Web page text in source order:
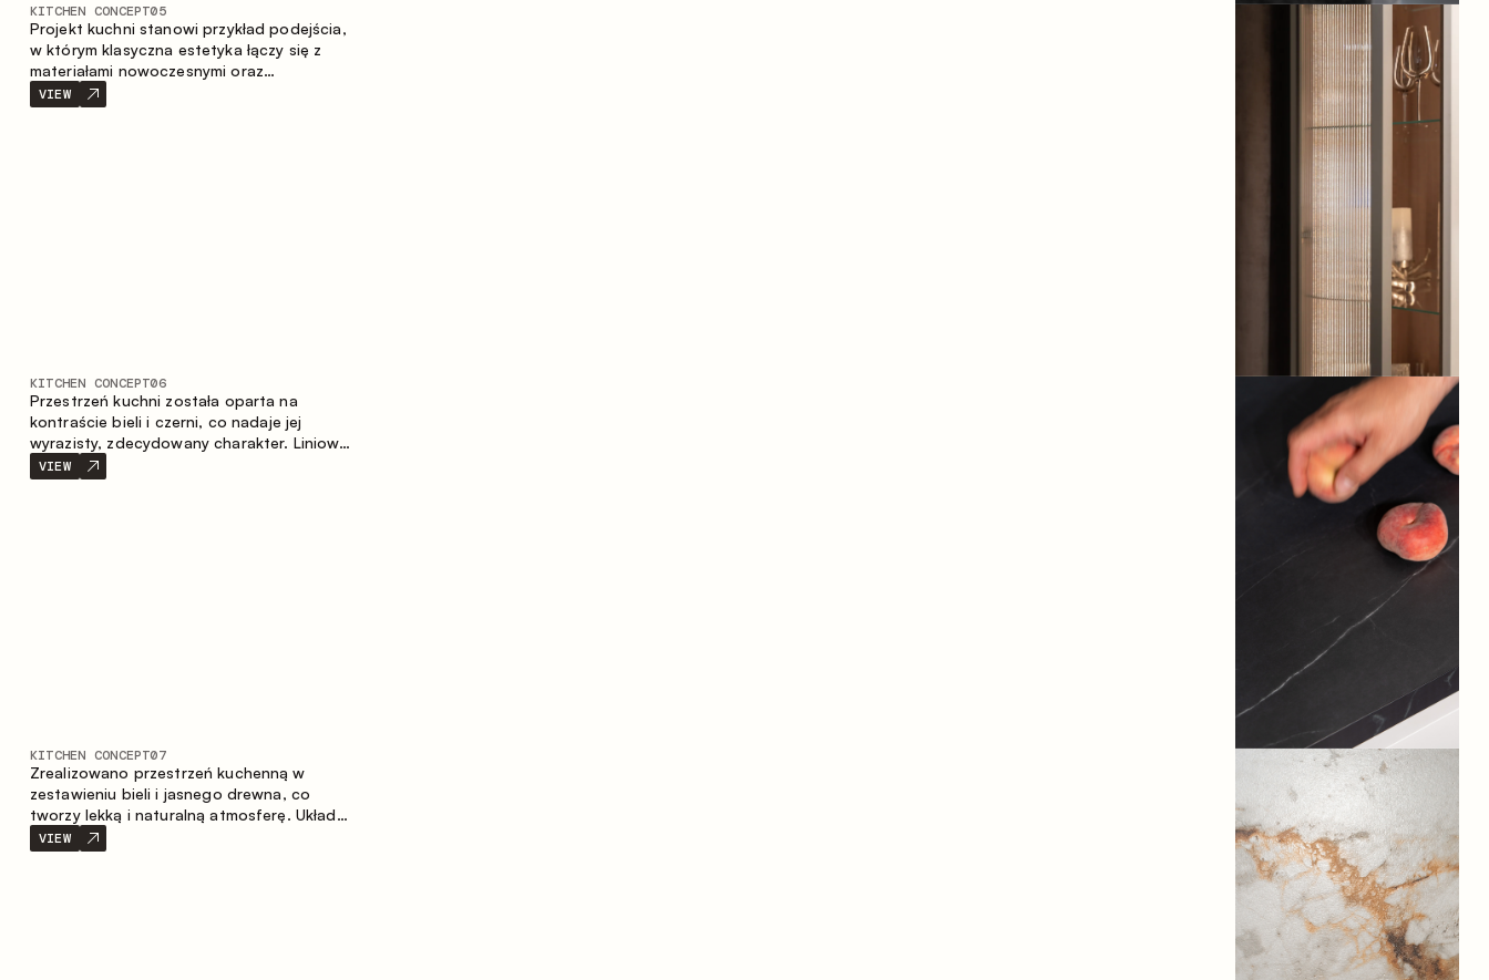
KITCHEN CONCEPT05
Projekt kuchni stanowi przykład podejścia,
w którym klasyczna estetyka łączy się z
materiałami nowoczesnymi oraz
przemyślaną ergonomią. Jasna paleta
kolorystyczna, wyraźna geometria i
VIEW
KITCHEN CONCEPT06
Przestrzeń kuchni została oparta na
kontraście bieli i czerni, co nadaje jej
wyrazisty, zdecydowany charakter. Liniowy
układ podkreśla minimalistyczny i
uporządkowany charakter wnętrza.
VIEW
KITCHEN CONCEPT07
Zrealizowano przestrzeń kuchenną w
zestawieniu bieli i jasnego drewna, co
tworzy lekką i naturalną atmosferę. Układ
w kształcie litery U zapewnia ergonomię
oraz wygodę codziennego użytkowania, a
VIEW